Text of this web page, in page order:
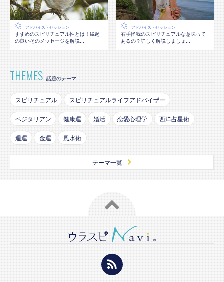
アドバイス・セッション
すずめのスピリチュアル性とは！縁起
の良いそのメッセージを解説...
アドバイス・セッション
右手怪我のスピリチュアルな意味って
あるの？詳しく解説しましょ...
THEMES 話題のテーマ
スピリチュアル スピリチュアルライフアドバイザー
ベジタリアン 健康運 婚活 恋愛心理学 西洋占星術
週運 金運 風水術
テーマ一覧